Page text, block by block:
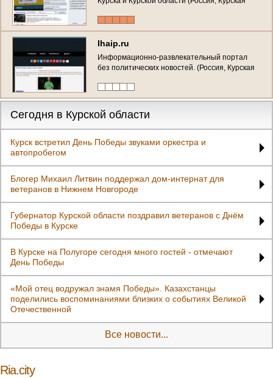
Ihaip.ru
Информационно-развлекательный портал
без политических новостей. (Россия, Курская
Сегодня в Курской области
Курск встретил День Победы звуками оркестра и
автопробегом
Блогер Михаил Литвин поддержал дом-интернат для
ветеранов в Нижнем Новгороде
Губернатор Курской области поздравил ветеранов с Днём
Победы в Курске
В Курске на Полугоре сегодня много гостей - отмечают
День Победы
«Мой отец водружал знамя Победы». Казахстанцы
поделились воспоминаниями близких о событиях Великой
Отечественной
Все новости...
Ria.city